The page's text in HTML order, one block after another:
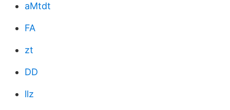
aMtdt
FA
zt
DD
llz